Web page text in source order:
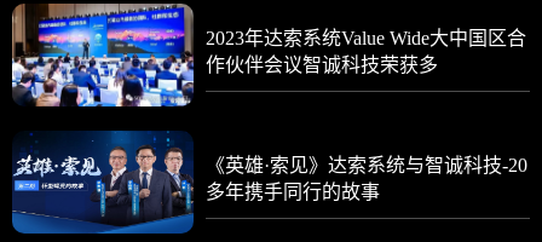
2023年达索系统Value Wide大中国区合
作伙伴会议智诚科技荣获多
《英雄·索见》达索系统与智诚科技-20
多年携手同行的故事